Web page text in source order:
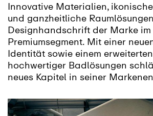
Innovative Materialien,
und ganzheitliche
Designhandschrift der Marke im
Premiumsegment. Mit einer
Identität sowie einem
hochwertiger Badlösungen
neues Kapitel in seiner